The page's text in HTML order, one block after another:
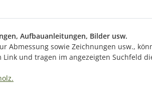
Aufbauanleitungen, Bilder usw.
Abmessung sowie Zeichnungen usw.,
und tragen im angezeigten Suchfeld